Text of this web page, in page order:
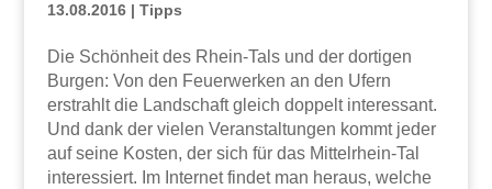
13.08.2016| Tipps
Die Schönheit des Rhein-Tals und der dortigen
Burgen: Von den Feuerwerken an den Ufern
erstrahlt die Landschaft gleich doppelt interessant.
Und dank der vielen Veranstaltungen kommt jeder
auf seine Kosten, der sich für das Mittelrhein-Tal
interessiert. Im Internet findet man heraus, welche